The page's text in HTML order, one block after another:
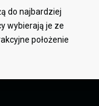
do najbardziej
wybierają je ze
położenie